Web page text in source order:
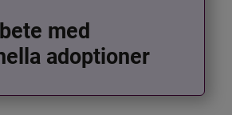
med
adoptioner